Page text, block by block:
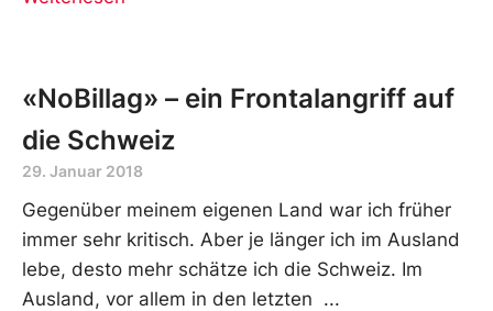
«NoBillag» – ein Frontalangriff auf
die Schweiz
29. Januar 2018
Gegenüber meinem eigenen Land war ich früher
immer sehr kritisch. Aber je länger ich im Ausland
lebe, desto mehr schätze ich die Schweiz. Im
Ausland, vor allem in den letzten